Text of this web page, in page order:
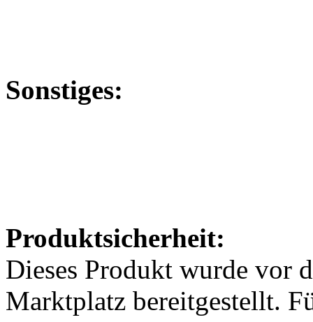
Sonstiges:
Produktsicherheit:
Dieses Produkt wurde vor
Marktplatz bereitgestellt.